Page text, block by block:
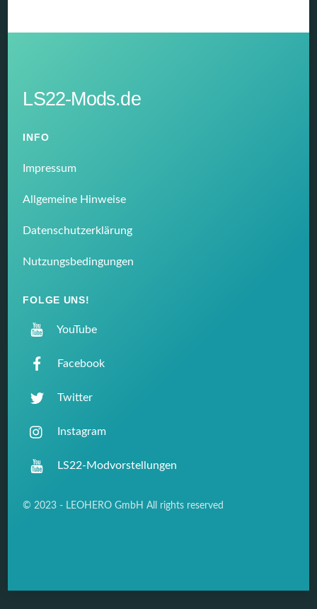
LS22-Mods.de
INFO
Impressum
Allgemeine Hinweise
Datenschutzerklärung
Nutzungsbedingungen
FOLGE UNS!
YouTube
Facebook
Twitter
Instagram
LS22-Modvorstellungen
© 2023 - LEOHERO GmbH All rights reserved